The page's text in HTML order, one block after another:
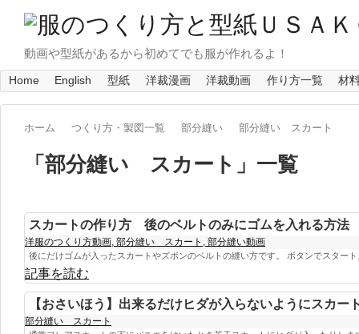
動画や型紙があるから初めてでも服が作れるよ！
Home English 型紙 洋裁漫画 洋裁動画 作り方一覧 材
ホーム つくり方・製図一覧 部分縫い 部分縫い スカート
「 部分縫い スカート 」 一覧
スカートの作り方 後のベルトのみにゴムを入れる方法
洋服のつくり方動画 部分縫い スカート 部分縫い動画
後にだけゴムが入ったスカートやズボンのベルトの縫い方です。 ボタンでスター
記事を読む
【おさいほう】出来るだけヒダが入らないようにスカー
部分縫い スカート